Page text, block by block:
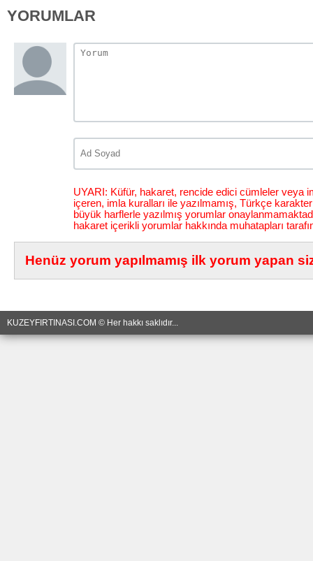
YORUMLAR
UYARI: Küfür, hakaret, rencide edici cümleler veya
içeren, imla kuralları ile yazılmamış, Türkçe
büyük harflerle yazılmış yorumlar
hakaret içerikli yorumlar hakkında muhatapları
Henüz yorum yapılmamış ilk yorum yapan
KUZEYFIRTINASI.COM © Her hakkı saklıdır...